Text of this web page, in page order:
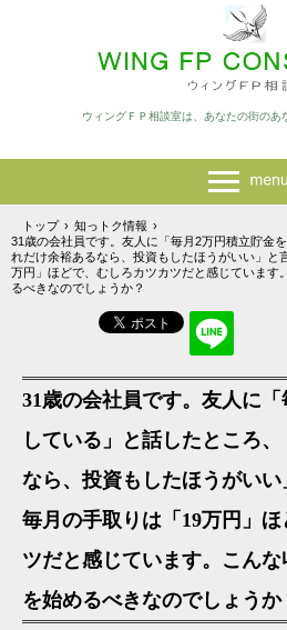
ウィングＦＰ相談室は、あなたの街のあ
トップ › 知っトク情報 ›
31歳の会社員です。友人に「毎月2万円積立貯金
れだけ余裕あるなら、投資もしたほうがいい」と
万円」ほどで、むしろカツカツだと感じています
るべきなのでしょうか？
31歳の会社員です。友人に
している」と話したところ
なら、投資もしたほうがいい
毎月の手取りは「19万円」
ツだと感じています。こん
を始めるべきなのでしょうか